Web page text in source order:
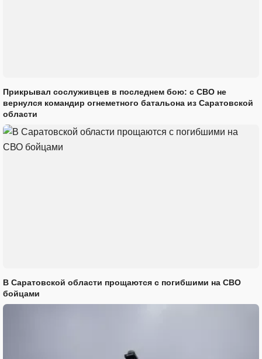
Прикрывал сослуживцев в последнем бою: с СВО не
вернулся командир огнеметного батальона из Саратовской
области
В Саратовской области прощаются с погибшими на СВО
бойцами